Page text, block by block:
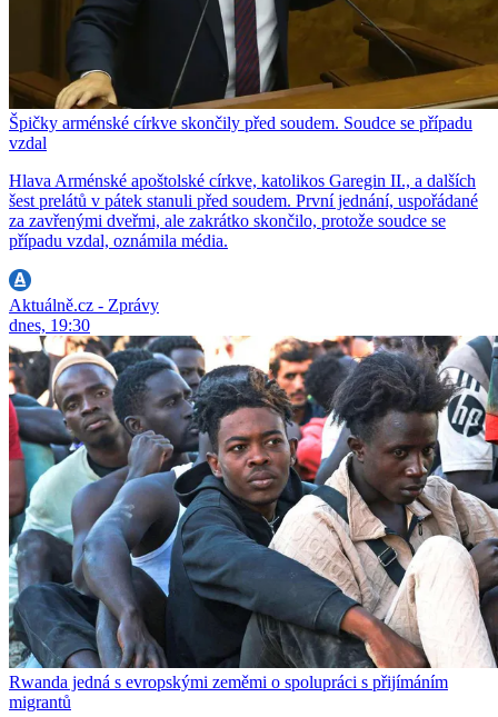
Špičky arménské církve skončily před soudem. Soudce se případu
vzdal
Hlava Arménské apoštolské církve, katolikos Garegin II., a dalších
šest prelátů v pátek stanuli před soudem. První jednání, uspořádané
za zavřenými dveřmi, ale zakrátko skončilo, protože soudce se
případu vzdal, oznámila média.
Aktuálně.cz - Zprávy
dnes, 19:30
Rwanda jedná s evropskými zeměmi o spolupráci s přijímáním
migrantů